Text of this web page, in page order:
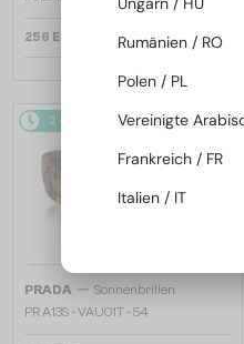
256 EUR
2-4 WERKTAGE
PRADA — Sonnenbrillen
PR A13S - VAU01T - 54
Rumänien / RO
Polen / PL
Vereinigte
Frankreich / FR
Italien / IT